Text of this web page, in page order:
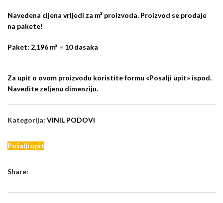
Navedena cijena vrijedi za m² proizvoda. Proizvod se prodaje
na pakete!
Paket: 2,196 m² = 10 dasaka
Za upit o ovom proizvodu koristite formu «Posalji upit» ispod.
Navedite zeljenu dimenziju.
Kategorija: VINIL PODOVI
Pošalji upit
Share: